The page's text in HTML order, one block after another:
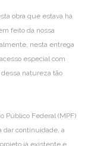
obra que estava há
feito da nossa
nesta entrega
especial com
natureza tão
Público Federal (MPF)
dar continuidade, a